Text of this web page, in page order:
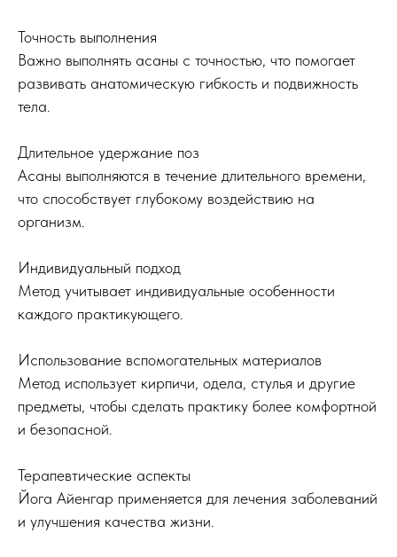
Точность выполнения
Важно выполнять асаны с точностью, что помогает
развивать анатомическую гибкость и подвижность
тела.
Длительное удержание поз
Асаны выполняются в течение длительного времени,
что способствует глубокому воздействию на
организм.
Индивидуальный подход
Метод учитывает индивидуальные особенности
каждого практикующего.
Использование вспомогательных материалов
Метод использует кирпичи, одела, стулья и другие
предметы, чтобы сделать практику более комфортной
и безопасной.
Терапевтические аспекты
Йога Айенгар применяется для лечения заболеваний
и улучшения качества жизни.